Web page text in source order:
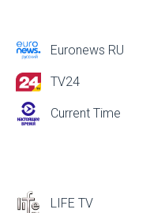
Euronews RU
TV24
Current Time
LIFE TV